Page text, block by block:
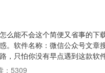
么能不会这个简便又省事的下
。软件名称：微信公众号文章
，只怕你没有早点遇到这款软
过关键词搜索，还可以通过
：5309